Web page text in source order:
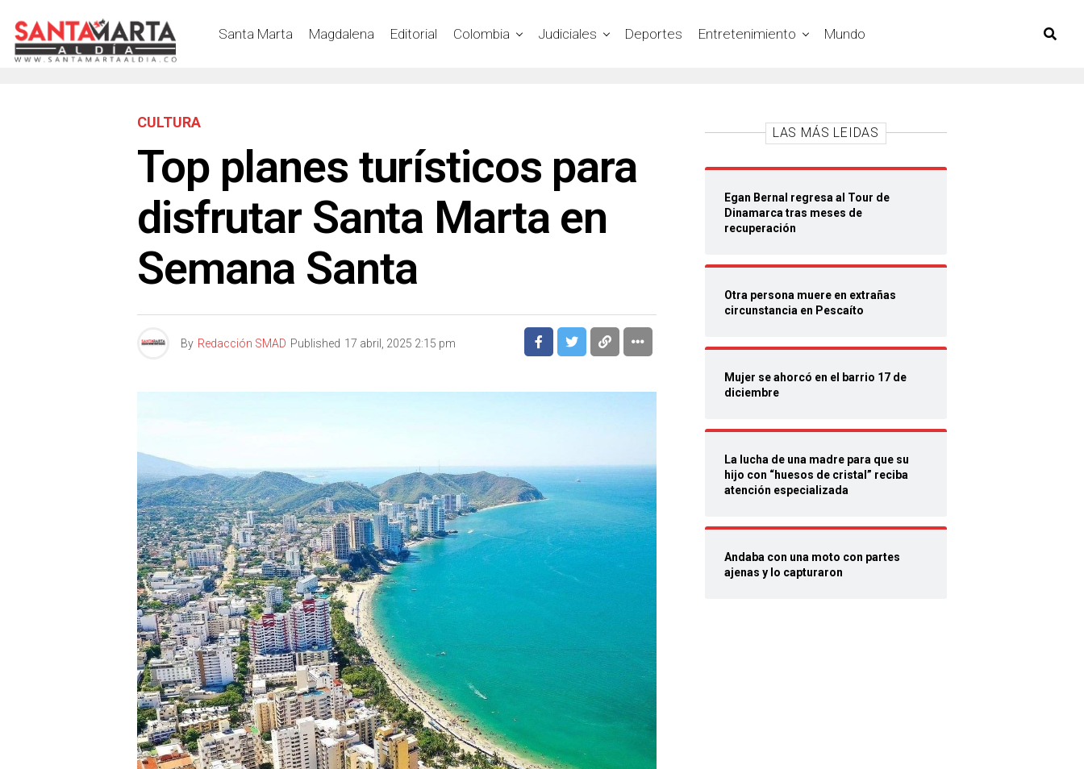
Santa Marta Magdalena Editorial Colombia Judiciales Deportes Entretenimiento Mundo
CULTURA
Top planes turísticos para
disfrutar Santa Marta en
Semana Santa
By Redacción SMAD Published 17 abril, 2025 2:15 pm
LAS MÁS LEIDAS
Egan Bernal regresa al Tour de
Dinamarca tras meses de
recuperación
Otra persona muere en extrañas
circunstancia en Pescaíto
Mujer se ahorcó en el barrio 17 de
diciembre
La lucha de una madre para que su
hijo con “huesos de cristal” reciba
atención especializada
Andaba con una moto con partes
ajenas y lo capturaron